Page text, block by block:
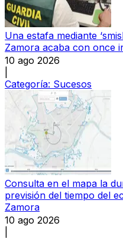
Una estafa mediante
Zamora acaba con once
10 ago 2026
Categoría: Sucesos
Consulta en el mapa la
previsión del tiempo del
Zamora
10 ago 2026